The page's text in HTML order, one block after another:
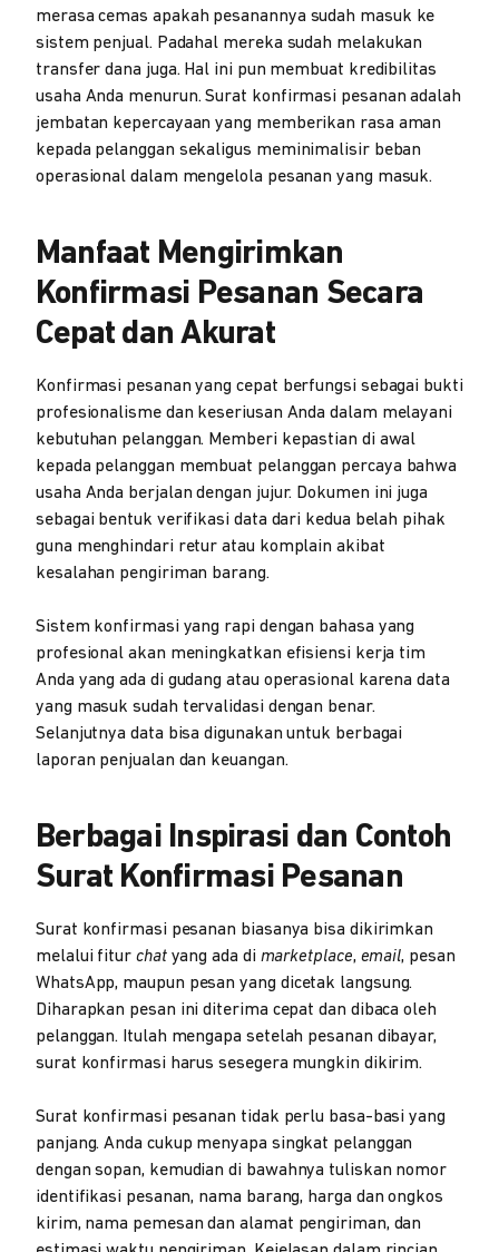
merasa cemas apakah pesanannya sudah masuk ke
sistem penjual. Padahal mereka sudah melakukan
transfer dana juga. Hal ini pun membuat kredibilitas
usaha Anda menurun. Surat konfirmasi pesanan adalah
jembatan kepercayaan yang memberikan rasa aman
kepada pelanggan sekaligus meminimalisir beban
operasional dalam mengelola pesanan yang masuk.
Manfaat Mengirimkan
Konfirmasi Pesanan Secara
Cepat dan Akurat
Konfirmasi pesanan yang cepat berfungsi sebagai bukti
profesionalisme dan keseriusan Anda dalam melayani
kebutuhan pelanggan. Memberi kepastian di awal
kepada pelanggan membuat pelanggan percaya bahwa
usaha Anda berjalan dengan jujur. Dokumen ini juga
sebagai bentuk verifikasi data dari kedua belah pihak
guna menghindari retur atau komplain akibat
kesalahan pengiriman barang.
Sistem konfirmasi yang rapi dengan bahasa yang
profesional akan meningkatkan efisiensi kerja tim
Anda yang ada di gudang atau operasional karena data
yang masuk sudah tervalidasi dengan benar.
Selanjutnya data bisa digunakan untuk berbagai
laporan penjualan dan keuangan.
Berbagai Inspirasi dan Contoh
Surat Konfirmasi Pesanan
Surat konfirmasi pesanan biasanya bisa dikirimkan
melalui fitur chat yang ada di marketplace, email, pesan
WhatsApp, maupun pesan yang dicetak langsung.
Diharapkan pesan ini diterima cepat dan dibaca oleh
pelanggan. Itulah mengapa setelah pesanan dibayar,
surat konfirmasi harus sesegera mungkin dikirim.
Surat konfirmasi pesanan tidak perlu basa-basi yang
panjang. Anda cukup menyapa singkat pelanggan
dengan sopan, kemudian di bawahnya tuliskan nomor
identifikasi pesanan, nama barang, harga dan ongkos
kirim, nama pemesan dan alamat pengiriman, dan